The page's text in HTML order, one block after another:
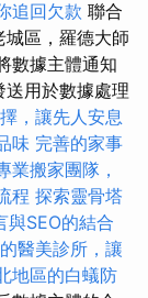
追回欠款 聯合
區，羅德大師
數據主體通知
用於數據處理
，讓先人安息
味 完善的家事
業搬家團隊，
程 探索靈骨塔
與SEO的結合
醫美診所，讓
地區的白蟻防